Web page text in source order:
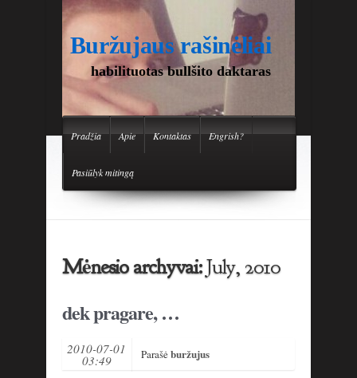
Buržujaus rašinėliai
habilituotas bullšito daktaras
Pradžia Apie Kontaktas Engrish?
Pasiūlyk mitingą
Mėnesio archyvai:July, 2010
dek pragare, …
2010-07-01
03:49 Parašėburžujus